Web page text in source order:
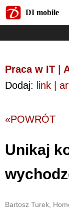
DI mobile
Praca w IT
Dodaj: link |
«POWRÓT
Unikaj
Bartosz Turek,
DI mobile